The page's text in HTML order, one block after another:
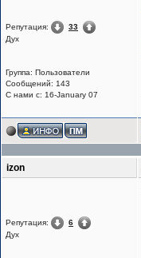
Репутация:
33
Дух
Группа: Пользователи
Сообщений: 143
С нами с: 16-January 07
izon
Репутация:
6
Дух